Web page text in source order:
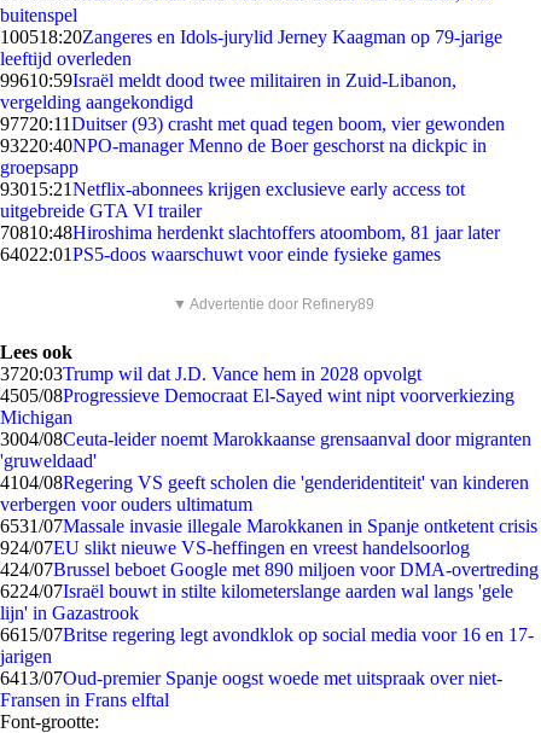
buitenspel
100518:20Zangeres en Idols-jurylid Jerney Kaagman op 79-jarige
leeftijd overleden
99610:59Israël meldt dood twee militairen in Zuid-Libanon,
vergelding aangekondigd
97720:11Duitser (93) crasht met quad tegen boom, vier gewonden
93220:40NPO-manager Menno de Boer geschorst na dickpic in
groepsapp
93015:21Netflix-abonnees krijgen exclusieve early access tot
uitgebreide GTA VI trailer
70810:48Hiroshima herdenkt slachtoffers atoombom, 81 jaar later
64022:01PS5-doos waarschuwt voor einde fysieke games
▼ Advertentie door Refinery89
Lees ook
3720:03Trump wil dat J.D. Vance hem in 2028 opvolgt
4505/08Progressieve Democraat El-Sayed wint nipt voorverkiezing
Michigan
3004/08Ceuta-leider noemt Marokkaanse grensaanval door migranten
'gruweldaad'
4104/08Regering VS geeft scholen die 'genderidentiteit' van kinderen
verbergen voor ouders ultimatum
6531/07Massale invasie illegale Marokkanen in Spanje ontketent crisis
924/07EU slikt nieuwe VS-heffingen en vreest handelsoorlog
424/07Brussel beboet Google met 890 miljoen voor DMA-overtreding
6224/07Israël bouwt in stilte kilometerslange aarden wal langs 'gele
lijn' in Gazastrook
6615/07Britse regering legt avondklok op social media voor 16 en 17-
jarigen
6413/07Oud-premier Spanje oogst woede met uitspraak over niet-
Fransen in Frans elftal
Font-grootte: